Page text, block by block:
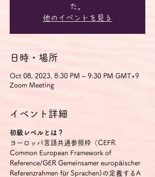
た。
他のイベントを見る
日時・場所
Oct 08, 2023, 8:30 PM – 9:30 PM GMT+9
Zoom Meeting
イベント詳細
初級レベルとは？
ヨーロッパ言語共通参照枠（CEFR
Common European Framework of
Reference/GER Gemeinsamer europäischer
Referenzrahmen für Sprachen)の定義するA